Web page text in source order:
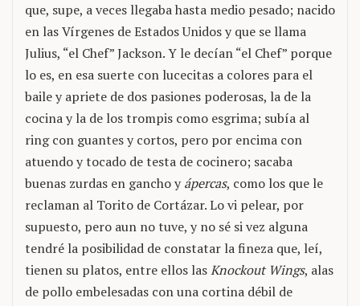
que, supe, a veces llegaba hasta medio pesado; nacido
en las Vírgenes de Estados Unidos y que se llama
Julius, “el Chef” Jackson. Y le decían “el Chef” porque
lo es, en esa suerte con lucecitas a colores para el
baile y apriete de dos pasiones poderosas, la de la
cocina y la de los trompis como esgrima; subía al
ring con guantes y cortos, pero por encima con
atuendo y tocado de testa de cocinero; sacaba
buenas zurdas en gancho yápercas, como los que le
reclaman al Torito de Cortázar. Lo vi pelear, por
supuesto, pero aun no tuve, y no sé si vez alguna
tendré la posibilidad de constatar la fineza que, leí,
tienen su platos, entre ellos lasKnockout Wings, alas
de pollo embelesadas con una cortina débil de